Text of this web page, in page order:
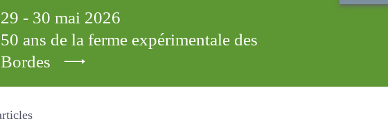
29 - 30 mai 2026
50 ans de la ferme expérimentale des
Bordes
Tous les articles